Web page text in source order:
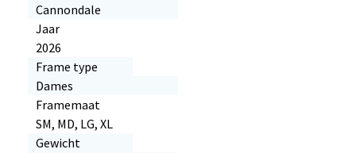
Cannondale
Jaar
2026
Frame type
Dames
Framemaat
SM, MD, LG, XL
Gewicht